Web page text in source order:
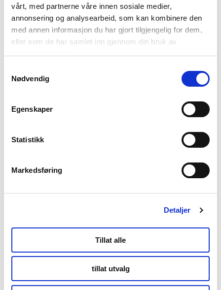
vårt, med partnerne våre innen sosiale medier,
annonsering og analysearbeid, som kan kombinere den
med annen informasjon du har gjort tilgjengelig for dem,
eller som de har samlet inn gjennom din bruk av
tjenestene deres.
Nødvendig
Egenskaper
Statistikk
Markedsføring
Detaljer
Tillat alle
tillat utvalg
Nyheter
Kunnskapsbasen
+47 901 77 500
Kontor Bodø
Tollbugata 13,
Kontor Tromsø